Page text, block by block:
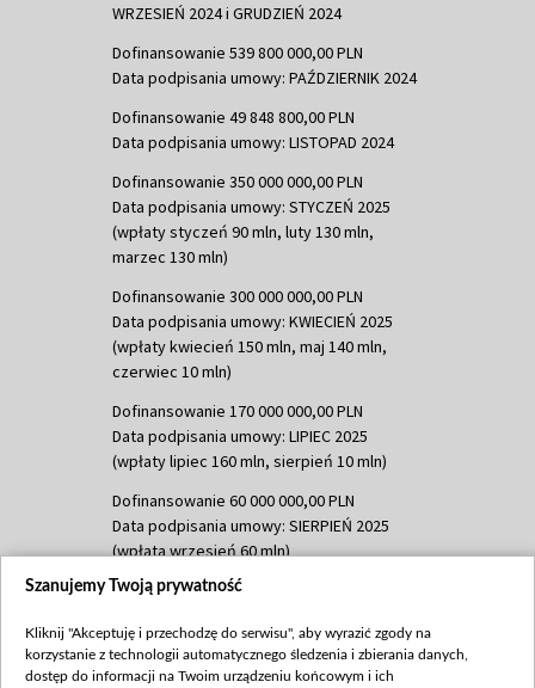
WRZESIEŃ 2024 i GRUDZIEŃ 2024
Dofinansowanie 539 800 000,00 PLN
Data podpisania umowy: PAŹDZIERNIK 2024
Dofinansowanie 49 848 800,00 PLN
Data podpisania umowy: LISTOPAD 2024
Dofinansowanie 350 000 000,00 PLN
Data podpisania umowy: STYCZEŃ 2025
(wpłaty styczeń 90 mln, luty 130 mln,
marzec 130 mln)
Dofinansowanie 300 000 000,00 PLN
Data podpisania umowy: KWIECIEŃ 2025
(wpłaty kwiecień 150 mln, maj 140 mln,
czerwiec 10 mln)
Dofinansowanie 170 000 000,00 PLN
Data podpisania umowy: LIPIEC 2025
(wpłaty lipiec 160 mln, sierpień 10 mln)
Dofinansowanie 60 000 000,00 PLN
Data podpisania umowy: SIERPIEŃ 2025
(wpłata wrzesień 60 mln)
Dofinansowanie 635 783 051,21 PLN
(wpłata wrzesień 100 mln, październik 350
mln, listopad 265 mln)
Szanujemy Twoją prywatność
Kliknij "Akceptuję i przechodzę do serwisu", aby wyrazić zgody na
korzystanie z technologii automatycznego śledzenia i zbierania danych,
dostęp do informacji na Twoim urządzeniu końcowym i ich